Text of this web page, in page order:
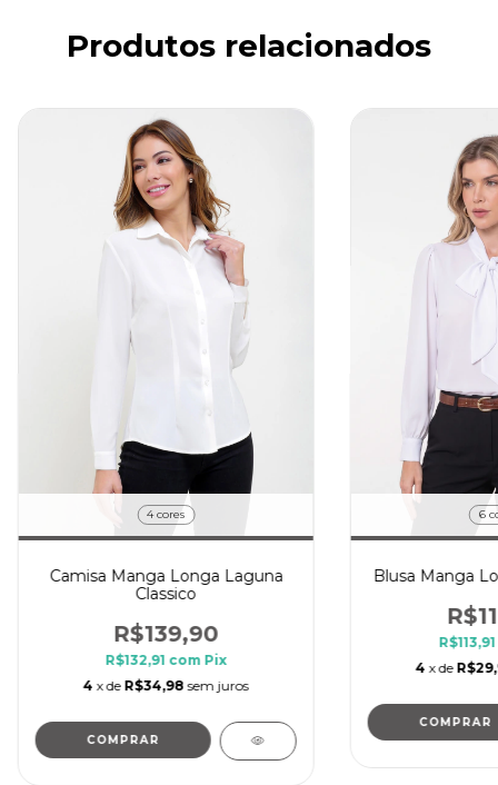
Produtos relacionados
4 cores
Camisa Manga Longa Laguna
Classico
R$139,90
R$132,91 com Pix
4 x de R$34,98 sem juros
COMPRAR
6
Blusa Manga
R$113,91
4 x de
COMPRAR